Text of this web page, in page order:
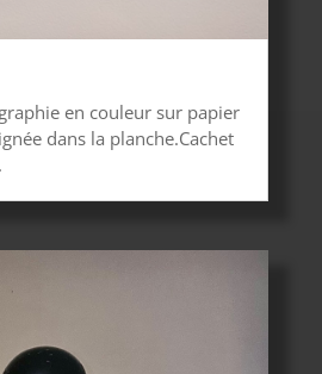
en couleur sur papier
dans la planche.Cachet